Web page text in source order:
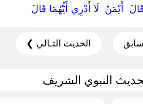
‏أَيْمَنُ ‏ ‏لَا أَدْرِي أَيُّهُمَا قَالَ
الحديث التـالي ❯
النبوي الشريف